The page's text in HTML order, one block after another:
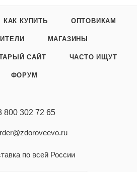
КАК КУПИТЬ ОПТОВИКАМ
МАГАЗИНЫ
САЙТ ЧАСТО ИЩУТ
ФОРУМ
800 302 72 65
по всей России